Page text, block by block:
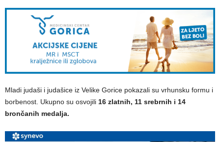
Mladi judaši i judašice iz Velike Gorice pokazali su vrhunsku formu i
borbenost. Ukupno su osvojili 16 zlatnih, 11 srebrnih i 14
brončanih medalja.